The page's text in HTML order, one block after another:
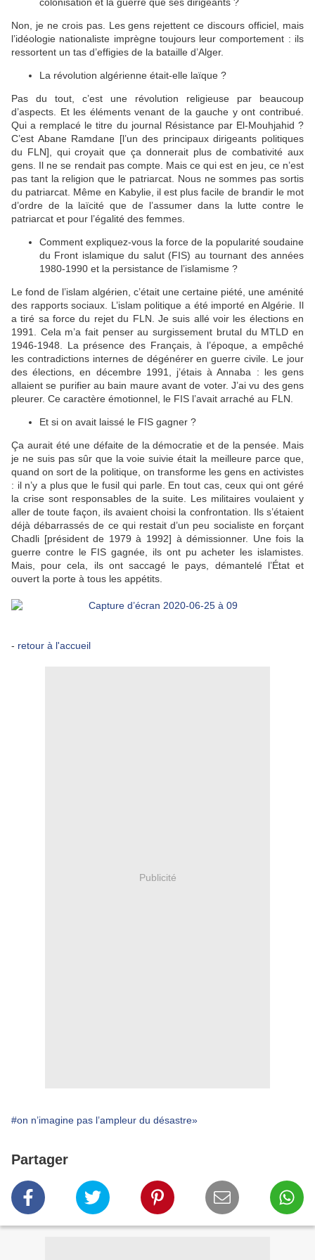
Non, je ne crois pas. Les gens rejettent ce discours officiel, mais
l’idéologie nationaliste imprègne toujours leur comportement : ils
ressortent un tas d’effigies de la bataille d’Alger.
La révolution algérienne était-elle laïque ?
Pas du tout, c’est une révolution religieuse par beaucoup
d’aspects. Et les éléments venant de la gauche y ont contribué.
Qui a remplacé le titre du journal Résistance par El-Mouhjahid ?
C’est Abane Ramdane [l’un des principaux dirigeants politiques
du FLN], qui croyait que ça donnerait plus de combativité aux
gens. Il ne se rendait pas compte. Mais ce qui est en jeu, ce n’est
pas tant la religion que le patriarcat. Nous ne sommes pas sortis
du patriarcat. Même en Kabylie, il est plus facile de brandir le mot
d’ordre de la laïcité que de l’assumer dans la lutte contre le
patriarcat et pour l’égalité des femmes.
Comment expliquez-vous la force de la popularité soudaine
du Front islamique du salut (FIS) au tournant des années
1980-1990 et la persistance de l’islamisme ?
Le fond de l’islam algérien, c’était une certaine piété, une aménité
des rapports sociaux. L’islam politique a été importé en Algérie. Il
a tiré sa force du rejet du FLN. Je suis allé voir les élections en
1991. Cela m’a fait penser au surgissement brutal du MTLD en
1946-1948. La présence des Français, à l’époque, a empêché
les contradictions internes de dégénérer en guerre civile. Le jour
des élections, en décembre 1991, j’étais à Annaba : les gens
allaient se purifier au bain maure avant de voter. J’ai vu des gens
pleurer. Ce caractère émotionnel, le FIS l’avait arraché au FLN.
Et si on avait laissé le FIS gagner ?
Ça aurait été une défaite de la démocratie et de la pensée. Mais
je ne suis pas sûr que la voie suivie était la meilleure parce que,
quand on sort de la politique, on transforme les gens en activistes
: il n’y a plus que le fusil qui parle. En tout cas, ceux qui ont géré
la crise sont responsables de la suite. Les militaires voulaient y
aller de toute façon, ils avaient choisi la confrontation. Ils s’étaient
déjà débarrassés de ce qui restait d’un peu socialiste en forçant
Chadli [président de 1979 à 1992] à démissionner. Une fois la
guerre contre le FIS gagnée, ils ont pu acheter les islamistes.
Mais, pour cela, ils ont saccagé le pays, démantelé l’État et
ouvert la porte à tous les appétits.
- retour à l'accueil
Publicité
#on n’imagine pas l’ampleur du désastre»
Partager